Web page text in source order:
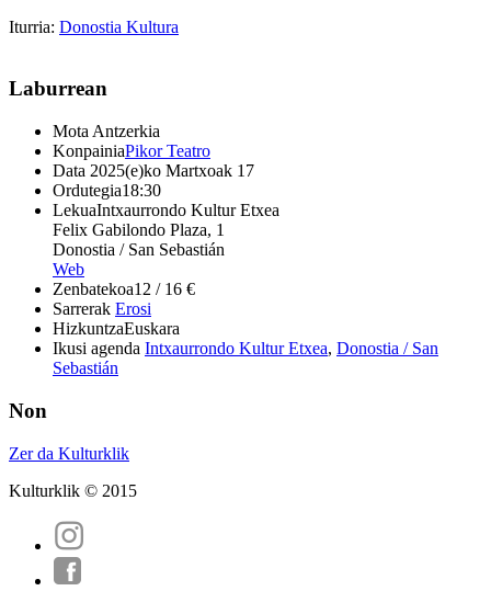
Iturria: Donostia Kultura
Laburrean
Mota Antzerkia
KonpainiaPikor Teatro
Data 2025(e)ko Martxoak 17
Ordutegia18:30
LekuaIntxaurrondo Kultur Etxea
Felix Gabilondo Plaza, 1
Donostia / San Sebastián
Web
Zenbatekoa12 / 16 €
Sarrerak Erosi
HizkuntzaEuskara
Ikusi agenda Intxaurrondo Kultur Etxea, Donostia / San
Sebastián
Non
Zer da Kulturklik
Kulturklik © 2015